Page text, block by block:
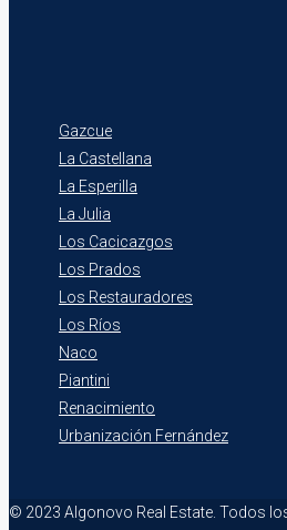
Gazcue
La Castellana
La Esperilla
La Julia
Los Cacicazgos
Los Prados
Los Restauradores
Los Ríos
Naco
Piantini
Renacimiento
Urbanización Fernández
© 2023 Algonovo Real Estate. Todos